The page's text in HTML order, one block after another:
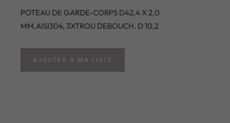
POTEAU DE GARDE-CORPS D42,4 X 2,0
MM,AISI304, 3XTROU DEBOUCH. D 10,2
AJOUTER À MA LISTE